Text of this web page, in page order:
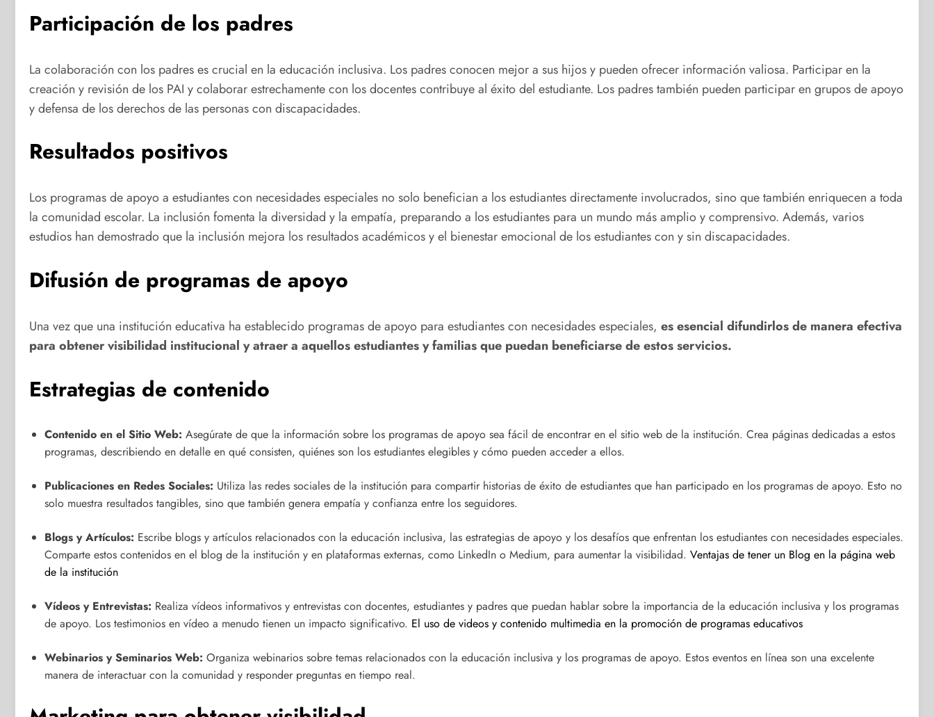
Participación de los padres
La colaboración con los padres es crucial en la educación inclusiva. Los padres conocen mejor a sus hijos y pueden ofrecer información valiosa. Participar en la
creación y revisión de los PAI y colaborar estrechamente con los docentes contribuye al éxito del estudiante. Los padres también pueden participar en grupos de apoyo
y defensa de los derechos de las personas con discapacidades.
Resultados positivos
Los programas de apoyo a estudiantes con necesidades especiales no solo benefician a los estudiantes directamente involucrados, sino que también enriquecen a toda
la comunidad escolar. La inclusión fomenta la diversidad y la empatía, preparando a los estudiantes para un mundo más amplio y comprensivo. Además, varios
estudios han demostrado que la inclusión mejora los resultados académicos y el bienestar emocional de los estudiantes con y sin discapacidades.
Difusión de programas de apoyo
Una vez que una institución educativa ha establecido programas de apoyo para estudiantes con necesidades especiales, es esencial difundirlos de manera efectiva
para obtener visibilidad institucional y atraer a aquellos estudiantes y familias que puedan beneficiarse de estos servicios.
Estrategias de contenido
Contenido en el Sitio Web: Asegúrate de que la información sobre los programas de apoyo sea fácil de encontrar en el sitio web de la institución. Crea páginas dedicadas a estos
programas, describiendo en detalle en qué consisten, quiénes son los estudiantes elegibles y cómo pueden acceder a ellos.
Publicaciones en Redes Sociales: Utiliza las redes sociales de la institución para compartir historias de éxito de estudiantes que han participado en los programas de apoyo. Esto no
solo muestra resultados tangibles, sino que también genera empatía y confianza entre los seguidores.
Blogs y Artículos: Escribe blogs y artículos relacionados con la educación inclusiva, las estrategias de apoyo y los desafíos que enfrentan los estudiantes con necesidades especiales.
Comparte estos contenidos en el blog de la institución y en plataformas externas, como LinkedIn o Medium, para aumentar la visibilidad. Ventajas de tener un Blog en la página web
de la institución
Vídeos y Entrevistas: Realiza vídeos informativos y entrevistas con docentes, estudiantes y padres que puedan hablar sobre la importancia de la educación inclusiva y los programas
de apoyo. Los testimonios en vídeo a menudo tienen un impacto significativo. El uso de videos y contenido multimedia en la promoción de programas educativos
Webinarios y Seminarios Web: Organiza webinarios sobre temas relacionados con la educación inclusiva y los programas de apoyo. Estos eventos en línea son una excelente
manera de interactuar con la comunidad y responder preguntas en tiempo real.